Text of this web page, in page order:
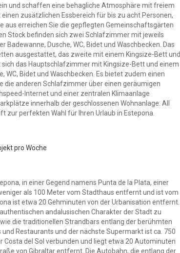
und schaffen eine behagliche Atmosphäre mit freiem
zusätzlichen Essbereich für bis zu acht Personen,
aus erreichen Sie die gepflegten Gemeinschaftsgärten
Stock befinden sich zwei Schlafzimmer mit jeweils
Dusche, WC, Bidet und Waschbecken. Das
ausgestattet, das zweite mit einem Kingsize-Bett und
das Hauptschlafzimmer mit Kingsize-Bett und einem
Bidet und Waschbecken. Es bietet zudem einen
die anderen Schlafzimmer über einen geräumigen
Internet und einer zentralen Klimaanlage
innerhalb der geschlossenen Wohnanlage. All
zur perfekten Wahl für Ihren Urlaub in Estepona.
pro Woche
in einer Gegend namens Punta de la Plata, einer
als 100 Meter vom Stadthaus entfernt und ist vom
ist etwa 20 Gehminuten von der Urbanisation entfernt.
andalusischen Charakter der Stadt zu
die traditionellen Strandbars entlang der berühmten
Restaurants und der nächste Supermarkt ist ca. 750
del Sol verbunden und liegt etwa 20 Autominuten
von Gibraltar entfernt. Die Autobahn, die entlang der